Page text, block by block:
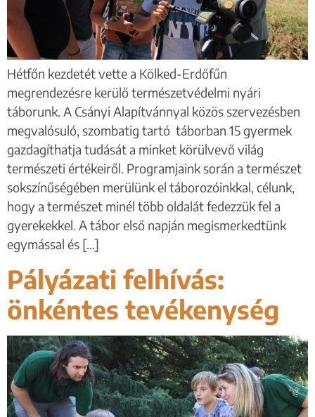
Hétfőn kezdetét vette a Kölked-Erdőfűn
megrendezésre kerülő természetvédelmi nyári
táborunk. A Csányi Alapítvánnyal közös szervezésben
megvalósuló, szombatig tartó táborban 15 gyermek
gazdagíthatja tudását a minket körülvevő világ
természeti értékeiről. Programjaink során a természet
sokszínűségében merülünk el táborozóinkkal, célunk,
hogy a természet minél több oldalát fedezzük fel a
gyerekekkel. A tábor első napján megismerkedtünk
egymással és […]
Pályázati felhívás:
önkéntes tevékenység